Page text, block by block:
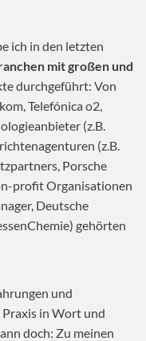
ich in den letzten
mit großen und
durchgeführt: Von
Telefónica o2,
(z.B.
(z.B.
Porsche
profit Organisationen
Deutsche
gehörten
und
Praxis in Wort und
doch: Zu meinen